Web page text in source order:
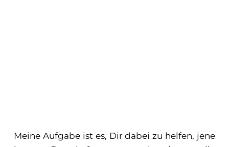
Meine Aufgabe ist es, Dir dabei zu helfen, jene